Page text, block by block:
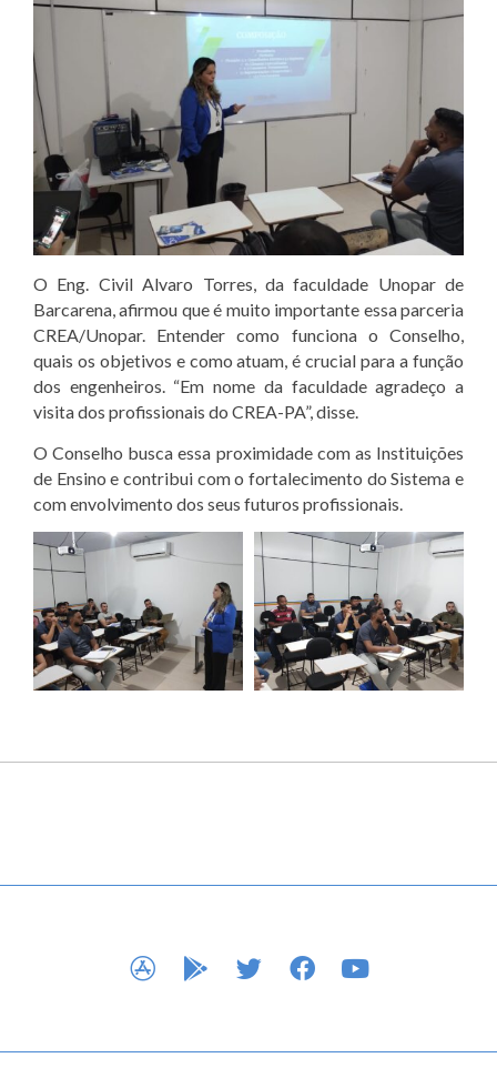
O Eng. Civil Alvaro Torres, da faculdade Unopar de
Barcarena, afirmou que é muito importante essa parceria
CREA/Unopar. Entender como funciona o Conselho,
quais os objetivos e como atuam, é crucial para a função
dos engenheiros. “Em nome da faculdade agradeço a
visita dos profissionais do CREA-PA”, disse.
O Conselho busca essa proximidade com as Instituições
de Ensino e contribui com o fortalecimento do Sistema e
com envolvimento dos seus futuros profissionais.
APP STOREGOOGLE PLAY
TWITTERFACEBOOK